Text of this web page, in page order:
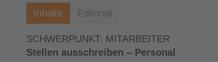
Inhalte Editorial
SCHWERPUNKT: MITARBEITER
Stellen ausschreiben – Personal